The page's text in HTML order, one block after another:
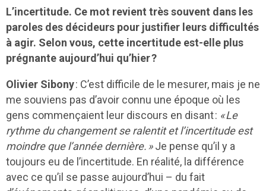
L’incertitude. Ce mot revient très souvent dans les
paroles des décideurs pour justifier leurs difficultés
à agir. Selon vous, cette incertitude est-elle plus
prégnante aujourd’hui qu’hier ?
Olivier Sibony: C’est difficile de le mesurer, mais je ne
me souviens pas d’avoir connu une époque où les
gens commençaient leur discours en disant : «Le
rythme du changement se ralentit et l’incertitude est
moindre que l’année dernière.»Je pense qu’il y a
toujours eu de l’incertitude. En réalité, la différence
avec ce qu’il se passe aujourd’hui – du fait